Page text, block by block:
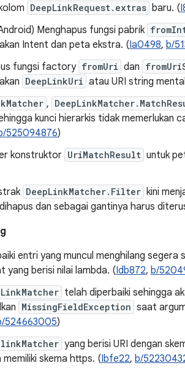
DeepLinkRequest.extras baru. (
Menghapus fungsi pabrik
Intent dan peta ekstra. (Ia0498, b/
fungsi factory fromUri dan
DeepLinkUri atau URI string
,
kunci hierarkis tidak memerlukan
525094876)
konstruktor UriMatchResult untuk
DeepLinkMatcher.Filter kini
dihapus dan sebagai gantinya harus
entri yang muncul menghilang
yang berisi nilai lambda. (Idb872, b/
telah diperbaiki sehingga
MissingFieldException saat
524663005)
yang berisi URI dengan
memiliki skema https. (Ibfe22, b/